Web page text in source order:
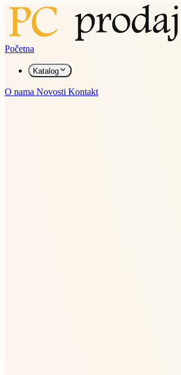
Početna
Katalog
O nama Novosti Kontakt